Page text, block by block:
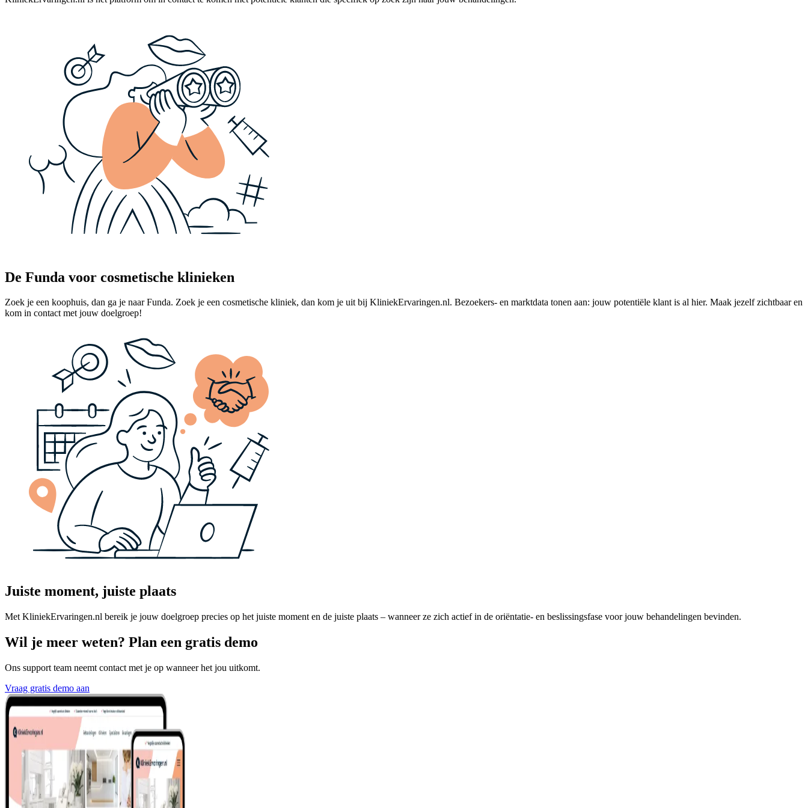
De Funda voor cosmetische klinieken
Zoek je een koophuis, dan ga je naar Funda. Zoek je een cosmetische kliniek, dan kom je uit bij KliniekErvaringen.nl. Bezoekers- en marktdata tonen aan: jouw potentiële klant is al hier. Maak jezelf zichtbaar en
kom in contact met jouw doelgroep!
Juiste moment, juiste plaats
Met KliniekErvaringen.nl bereik je jouw doelgroep precies op het juiste moment en de juiste plaats – wanneer ze zich actief in de oriëntatie- en beslissingsfase voor jouw behandelingen bevinden.
Wil je meer weten? Plan een gratis demo
Ons support team neemt contact met je op wanneer het jou uitkomt.
Vraag gratis demo aan